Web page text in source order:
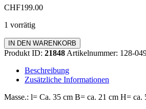
CHF199.00
1 vorrätig
Einkaufswagen
Zipper
IN DEN WARENKORB
Produkt ID: 21848 Artikelnummer: 128-
Beschreibung
Zusätzliche Informationen
Masse.: l= Ca. 35 cm B= ca. 21 cm H= ca.